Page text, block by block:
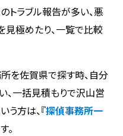
トラブル報告が多い、悪
極めたり、一覧で比較
を佐賀県で探す時、自分
、一括見積もりで沢山営
う方は、『探偵事務所一
。